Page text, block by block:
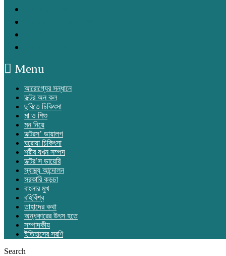
Menu
আরোগ্যের সন্ধানে
ডক্টর অন কল
ছবিতে চিকিৎসা
মা ও শিশু
মন নিয়ে
ডক্টরস’ ডায়ালগ
ঘরোয়া চিকিৎসা
শরীর যখন সম্পদ
ডক্টর’স ডায়েরি
স্বাস্থ্য আন্দোলন
সরকারি কড়চা
বাংলার মুখ
বহির্বিশ্ব
তাহাদের কথা
অন্ধকারের উৎস হতে
সম্পাদকীয়
ইতিহাসের সরণি
Search